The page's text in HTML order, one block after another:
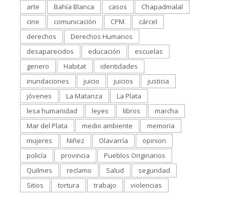
arte Bahía Blanca casos
Chapadmalal
cine
comunicación CPM
cárcel
derechos
Derechos Humanos
desaparecidos
educación
escuelas
genero
Habitat
identidades
inundaciones
juicio juicios
justicia
jóvenes
La Matanza
La Plata
lesa humanidad
leyes libros
marcha
Mar del Plata
medio ambiente
memoria
mujeres
Niñez Olavarría
opinion
policía
provincia
Pueblos Originarios
Quilmes
reclamo Salud
seguridad
Sitios
tortura trabajo violencias